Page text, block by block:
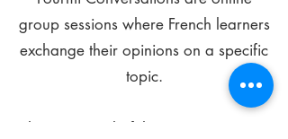
group sessions where French learners
exchange their opinions on a specific
topic.
The main goal of these meetings is to